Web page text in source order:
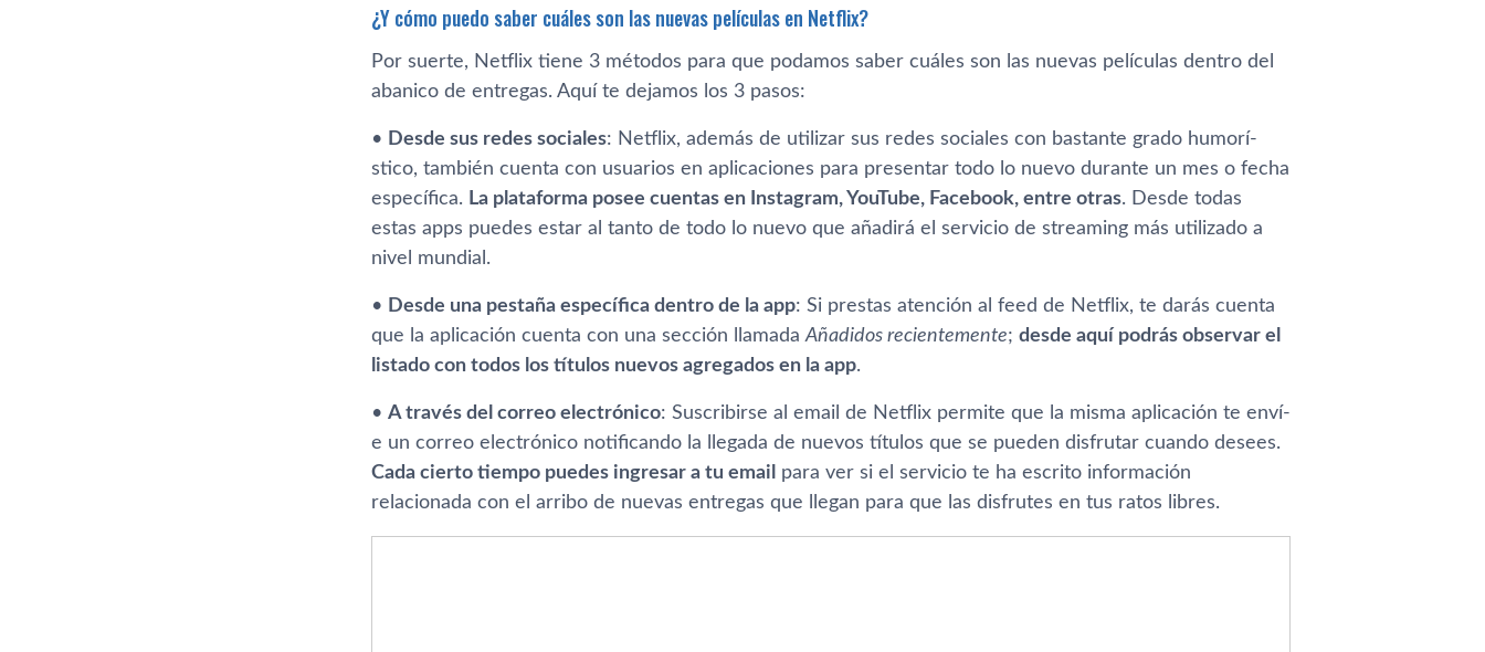
¿Y cómo puedo saber cuáles son las nuevas pelí­culas en Netflix?
Por suerte, Netflix tiene 3 métodos para que podamos saber cuáles son las nuevas pelí­culas dentro del
abanico de entregas. Aquí­ te dejamos los 3 pasos:
• Desde sus redes sociales: Netflix, además de utilizar sus redes sociales con bastante grado humorí­
stico, también cuenta con usuarios en aplicaciones para presentar todo lo nuevo durante un mes o fecha
especí­fica. La plataforma posee cuentas en Instagram, YouTube, Facebook, entre otras. Desde todas
estas apps puedes estar al tanto de todo lo nuevo que añadirá el servicio de streaming más utilizado a
nivel mundial.
• Desde una pestaña especí­fica dentro de la app: Si prestas atención al feed de Netflix, te darás cuenta
que la aplicación cuenta con una sección llamadaAñadidos recientemente; desde aquí­ podrás observar el
listado con todos los tí­tulos nuevos agregados en la app.
• A través del correo electrónico: Suscribirse al email de Netflix permite que la misma aplicación te enví­
e un correo electrónico notificando la llegada de nuevos tí­tulos que se pueden disfrutar cuando desees.
Cada cierto tiempo puedes ingresar a tu email
para ver si el servicio te ha escrito información
relacionada con el arribo de nuevas entregas que llegan para que las disfrutes en tus ratos libres.